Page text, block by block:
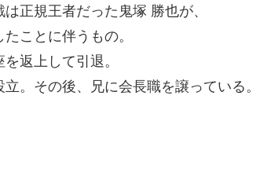
正規王者だった鬼塚 勝也が、
ことに伴うもの。
返上して引退。
。その後、兄に会長職を譲っている。